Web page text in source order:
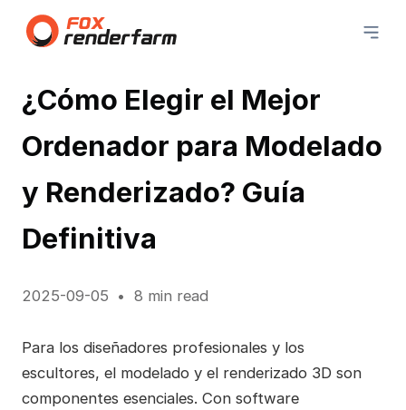
¿Cómo Elegir el Mejor
Ordenador para Modelado
y Renderizado? Guía
Definitiva
2025-09-05 8 min read
Para los diseñadores profesionales y los
escultores, el modelado y el renderizado 3D son
componentes esenciales. Con software